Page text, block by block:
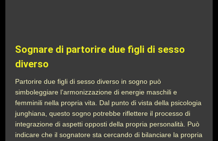
Sognare di partorire due figli di sesso
diverso
Partorire due figli di sesso diverso in sogno può
simboleggiare l’armonizzazione di energie maschili e
femminili nella propria vita. Dal punto di vista della psicologia
junghiana, questo sogno potrebbe riflettere il processo di
integrazione di aspetti opposti della propria personalità. Può
indicare che il sognatore sta cercando di bilanciare la propria